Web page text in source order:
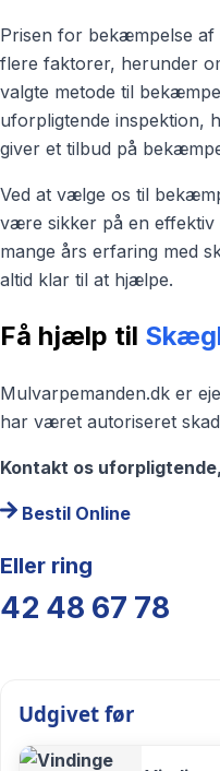
Prisen for bekæmpelse
flere faktorer, herunder
valgte metode til
uforpligtende inspektion,
giver et tilbud på
Ved at vælge os til
være sikker på en effektiv
mange års erfaring med
altid klar til at hjælpe.
Få hjælp til
Mulvarpemanden.dk er
har været autoriseret
Kontakt os
Bestil Online
Eller ring
42 48 67 78
Udgivet før